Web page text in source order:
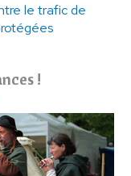
le trafic de
!